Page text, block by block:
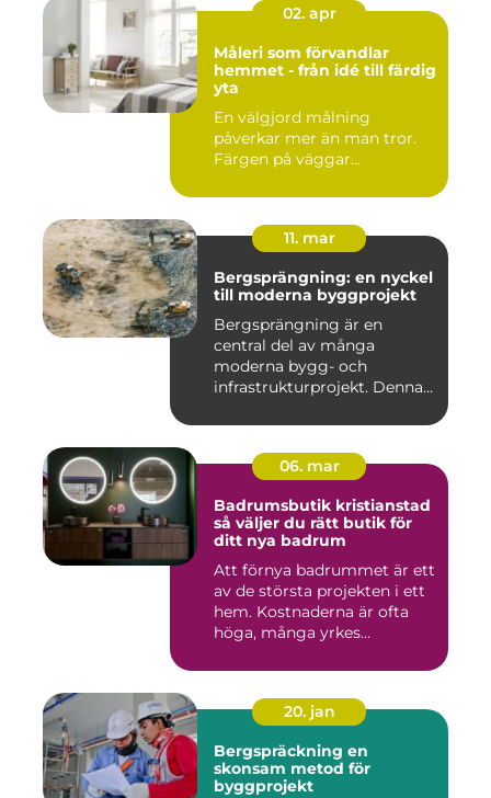
02. apr
Måleri som förvandlar
hemmet - från idé till färdig
yta
En välgjord målning
påverkar mer än man tror.
Färgen på väggar...
11. mar
Bergsprängning: en nyckel
till moderna byggprojekt
Bergsprängning är en
central del av många
moderna bygg- och
infrastrukturprojekt. Denna
06. mar
Badrumsbutik kristianstad
så väljer du rätt butik för
ditt nya badrum
Att förnya badrummet är ett
av de största projekten i ett
hem. Kostnaderna är ofta
höga, många yrkes...
20. jan
Bergspräckning en
skonsam metod för
byggprojekt